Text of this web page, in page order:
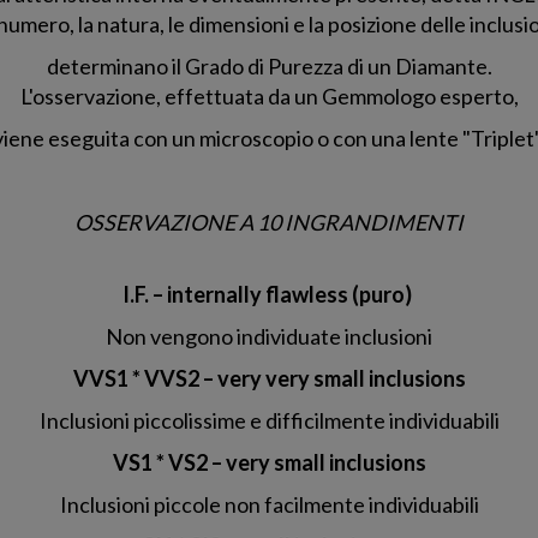
la natura, le dimensioni e la posizione delle
determinano il Grado di Purezza di un Diamante.
L'osservazione, effettuata da un Gemmologo esperto,
eseguita con un microscopio o con una lente
OSSERVAZIONE A 10 INGRANDIMENTI
I.F. – internally flawless (puro)
Non vengono individuate inclusioni
VVS1 * VVS2 – very very small inclusions
Inclusioni piccolissime e difficilmente individuabili
VS1 * VS2 – very small inclusions
Inclusioni piccole non facilmente individuabili